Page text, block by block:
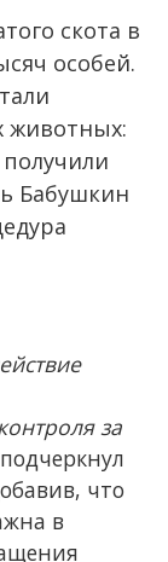
скота в
особей.
животных:
Бабушкин
за
что
в